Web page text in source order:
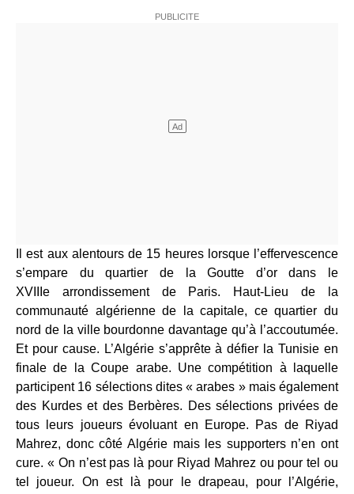
Il est aux alentours de 15 heures lorsque l’effervescence
s’empare du quartier de la Goutte d’or dans le
XVIIIe arrondissement de Paris. Haut-Lieu de la
communauté algérienne de la capitale, ce quartier du
nord de la ville bourdonne davantage qu’à l’accoutumée.
Et pour cause. L’Algérie s’apprête à défier la Tunisie en
finale de la Coupe arabe. Une compétition à laquelle
participent 16 sélections dites « arabes » mais également
des Kurdes et des Berbères. Des sélections privées de
tous leurs joueurs évoluant en Europe. Pas de Riyad
Mahrez, donc côté Algérie mais les supporters n’en ont
cure. « On n’est pas là pour Riyad Mahrez ou pour tel ou
tel joueur. On est là pour le drapeau, pour l’Algérie,